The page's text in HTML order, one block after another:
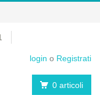
login o Registrati
0 articoli